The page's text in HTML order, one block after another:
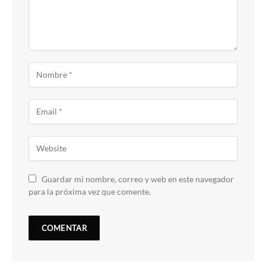
Guardar mi nombre, correo y web en este navegador
para la próxima vez que comente.